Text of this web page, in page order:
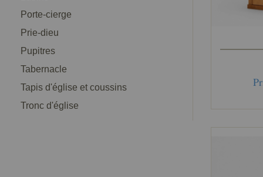
Porte-cierge
Prie-dieu
Pupitres
Tabernacle
Tapis d'église et coussins
Tronc d'église